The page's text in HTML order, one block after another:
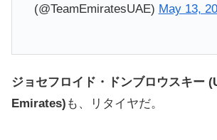
(@TeamEmiratesUAE) May 13,
ジョセフロイド・ドンブロウスキー
Emirates) も、リタイヤだ。